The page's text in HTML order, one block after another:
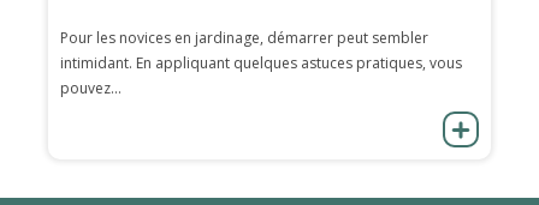
Pour les novices en jardinage, démarrer peut sembler
intimidant. En appliquant quelques astuces pratiques, vous
pouvez...